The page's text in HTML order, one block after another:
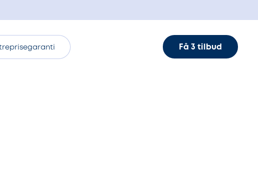
Få 3 tilbud